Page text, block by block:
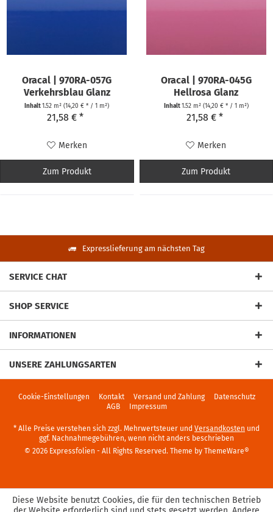
Oracal | 970RA-057G
Verkehrsblau Glanz
Inhalt1.52 m²(14,20 € * / 1 m²)
21,58 € *
Merken
Zum Produkt
Oracal | 970RA-045G
Hellrosa Glanz
Inhalt1.52 m² (14,20 € * / 1 m²)
21,58 € *
Merken
Zum Produkt
Expresslieferung am nächsten Tag
SERVICE CHAT
SHOP SERVICE
INFORMATIONEN
UNSERE ZAHLUNGSARTEN
Cookie-Einstellungen Kontakt Versand und Zahlung
Datenschutz
AGB
Impressum
* Alle Preise verstehen sich zzgl. Mehrwertsteuer und Versandkosten und
ggf. Nachnahmegebühren, wenn nicht anders beschrieben
© 2026 Expressfolien - All Rights Reserved. Theme by ThemeWare®
Diese Website benutzt Cookies, die für den technischen Betrieb